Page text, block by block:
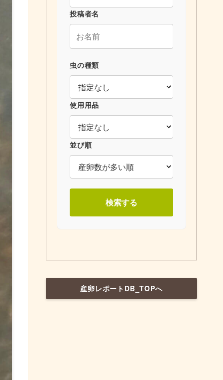
投稿者名
虫の種類
使用用品
並び順
検索する
産卵レポートDB_TOPへ